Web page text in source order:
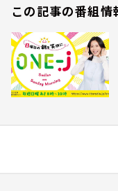
この記事の番組情